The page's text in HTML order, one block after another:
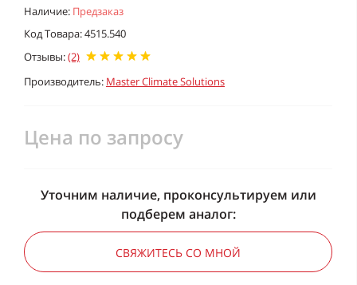
Наличие: Предзаказ
Код Товара: 4515.540
Отзывы:(2)
Производитель: Master Climate Solutions
Цена по запросу
Уточним наличие, проконсультируем или
подберем аналог:
СВЯЖИТЕСЬ СО МНОЙ